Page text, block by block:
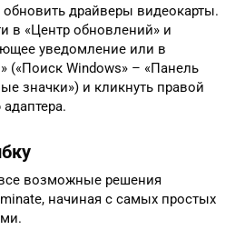
обновить драйверы видеокарты.
в «Центр обновлений» и
уведомление или в
(«Поиск Windows» – «Панель
значки») и кликнуть правой
возможные решения
начиная с самых простых